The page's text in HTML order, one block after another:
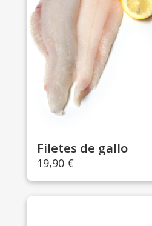
Filetes de gallo
19,90 €